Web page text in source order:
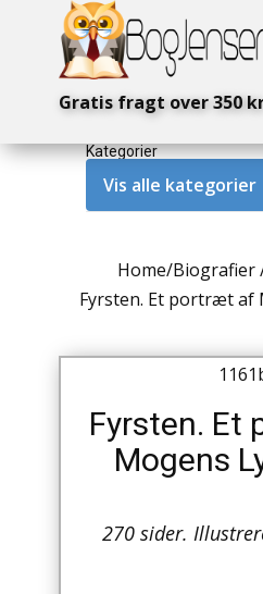
Gratis fragt over 350
Kategorier
Vis alle kategorier
Amerika / USA
Antikke / Specielle
Antikviteter
Arkæologi
Arkitektur
Home/Biografier
Fyrsten. Et portræt af
Fyrsten.
Mogens
270 sider.